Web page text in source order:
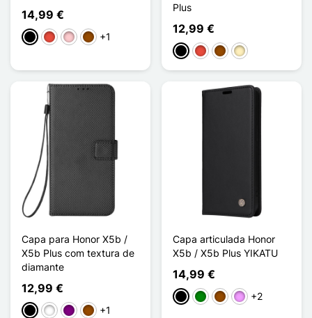
14,99 €
PretoVermelho
RosaCastanho
+1
Plus
12,99 €
PretoVermelho
Castanho
Ouro
Capa para Honor X5b /
X5b Plus com textura de
diamante
12,99 €
PretoBrancoPúrpuraCastanho
+1
Capa articulada Honor
X5b / X5b Plus YIKATU
14,99 €
PretoVerdeCastanhoVioleta ligeira
+2